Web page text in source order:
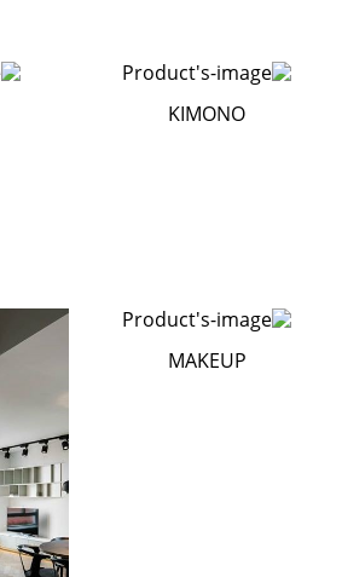
KIMONO
MAKEUP